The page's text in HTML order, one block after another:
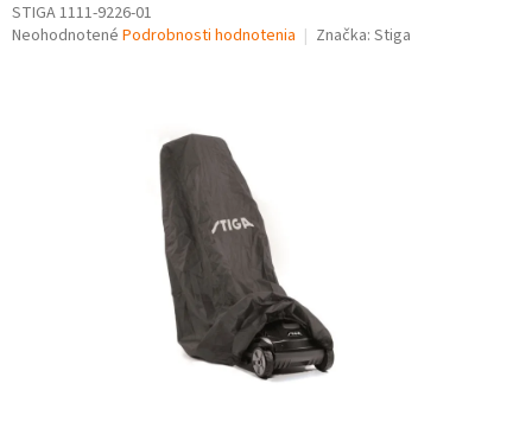
STIGA 1111-9226-01
Priemerné
Neohodnotené Podrobnosti hodnotenia Značka: Stiga